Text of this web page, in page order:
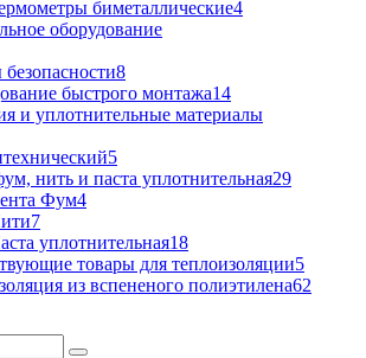
биметаллические4
оборудование
8
быстрого монтажа14
и уплотнительные материалы
5
нить и паста уплотнительная29
Фум4
7
уплотнительная18
товары для теплоизоляции5
из вспененого полиэтилена62